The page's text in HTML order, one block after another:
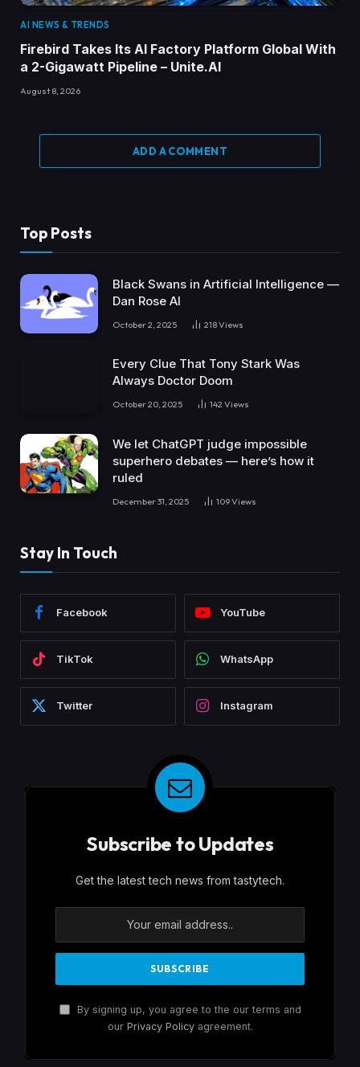
AI NEWS & TRENDS
Firebird Takes Its AI Factory Platform Global With
a 2-Gigawatt Pipeline – Unite.AI
August 8, 2026
ADD A COMMENT
Top Posts
Black Swans in Artificial Intelligence —
Dan Rose AI
October 2, 2025 218Views
Every Clue That Tony Stark Was
Always Doctor Doom
October 20, 2025 142 Views
We let ChatGPT judge impossible
superhero debates — here’s how it
ruled
December 31, 2025 109Views
Stay In Touch
Facebook YouTube
TikTok WhatsApp
Twitter Instagram
Subscribe to Updates
Get the latest tech news from tastytech.
By signing up, you agree to the our terms and
our Privacy Policyagreement.